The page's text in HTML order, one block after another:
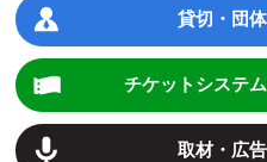
貸切・団
チケットシステ
取材・広